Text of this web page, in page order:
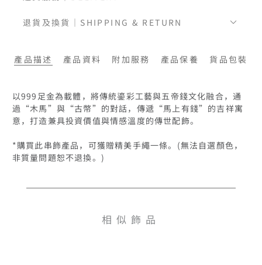
退貨及換貨｜SHIPPING & RETURN
產品描述 產品資料 附加服務 產品保養 貨品包裝
以999足金為載體，將傳統鎏彩工藝與五帝錢文化融合，通
過“木馬”與“古幣”的對話，傳遞“馬上有錢”的吉祥寓
意，打造兼具投資價值與情感溫度的傳世配飾。
*購買此串飾產品，可獲贈精美手繩一條。(無法自選顏色，
相似飾品